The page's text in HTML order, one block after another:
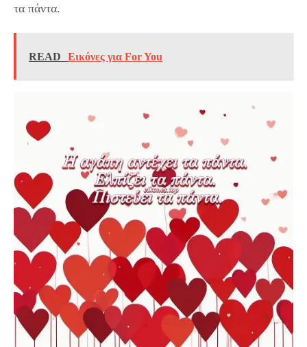
τα πάντα.
READ Εικόνες για For You